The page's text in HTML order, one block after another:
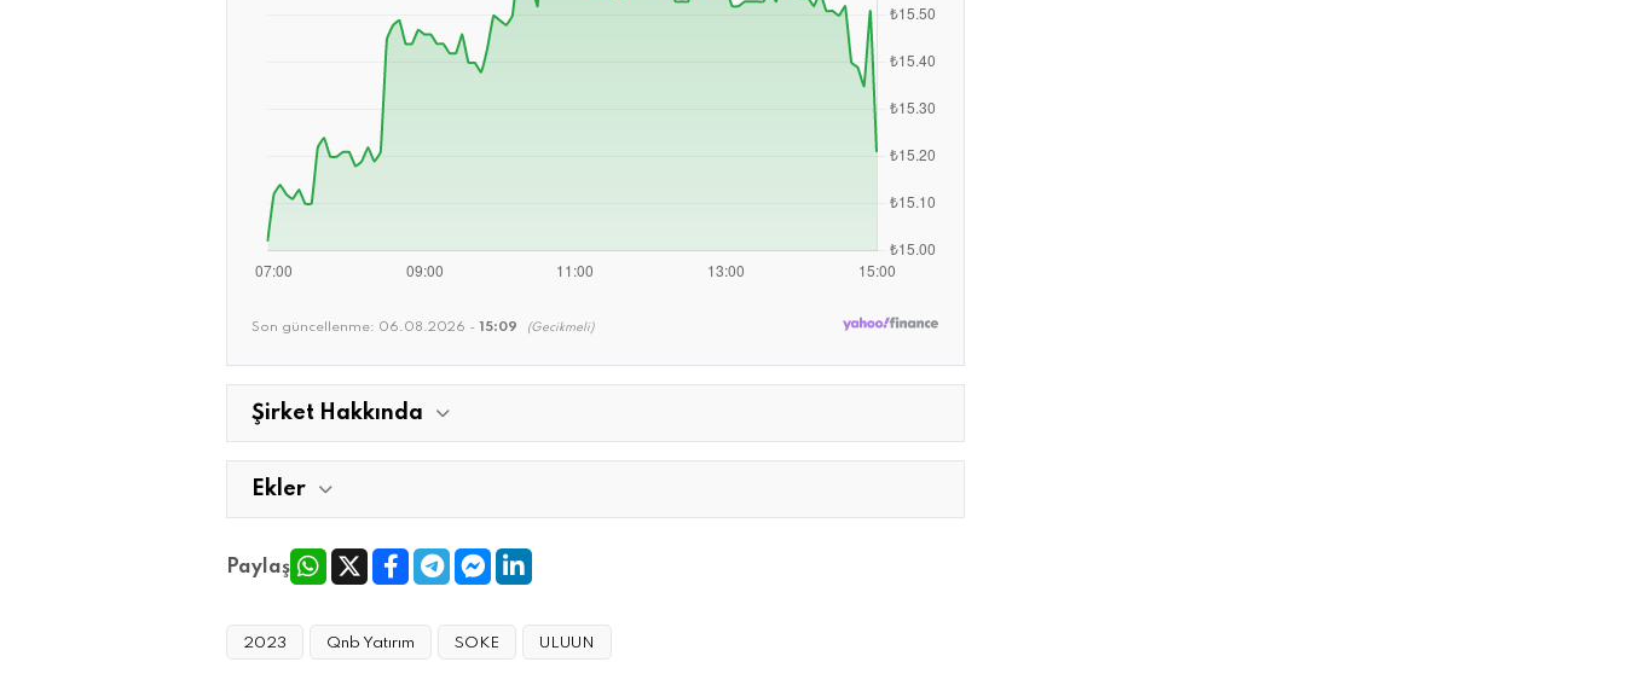
Son güncellenme: 06.08.2026 - 15:09 (Gecikmeli)
Şirket Hakkında
Ekler
Paylaş
2023 Qnb Yatırım SOKE ULUUN